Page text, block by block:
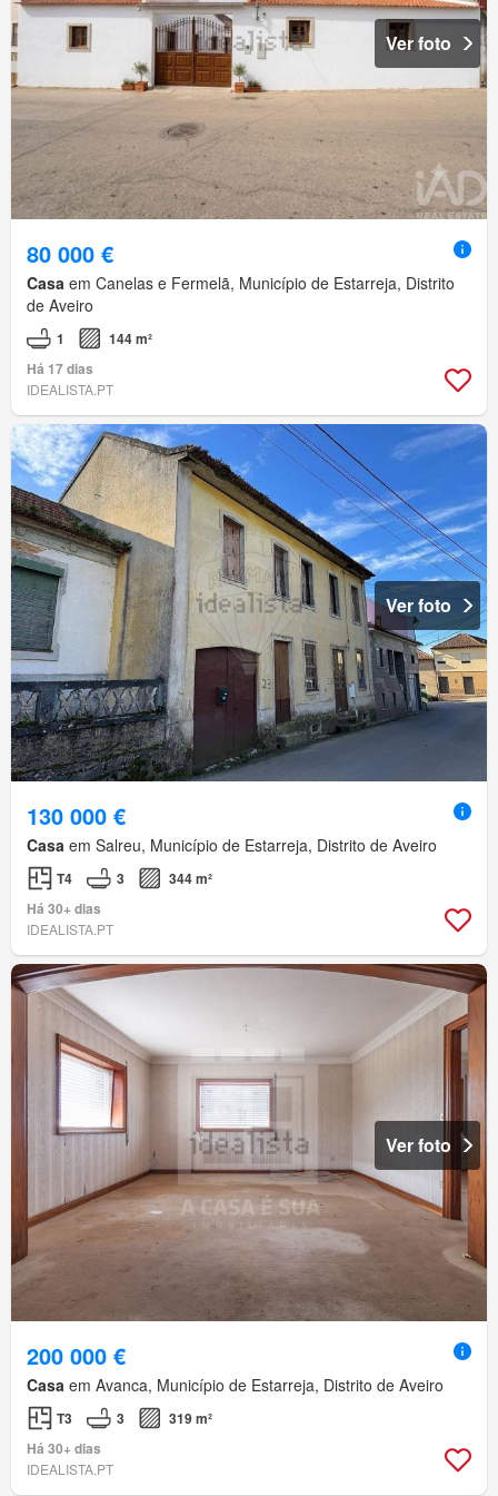
Ver foto
80 000 €
Casa em Canelas e Fermelã, Município de Estarreja, Distrito
de Aveiro
1
144 m²
Há 17 dias
IDEALISTA.PT
Ver foto
130 000 €
Casa em Salreu, Município de Estarreja, Distrito de Aveiro
T4 3
344 m²
Há 30+ dias
IDEALISTA.PT
Ver foto
200 000 €
Casa em Avanca, Município de Estarreja, Distrito de Aveiro
T3 3
319 m²
Há 30+ dias
IDEALISTA.PT